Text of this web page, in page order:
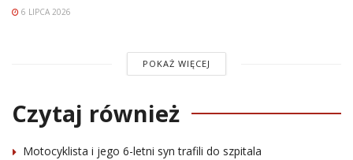
6 LIPCA 2026
POKAŻ WIĘCEJ
Czytaj również
Motocyklista i jego 6-letni syn trafili do szpitala